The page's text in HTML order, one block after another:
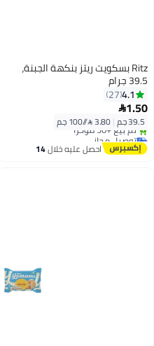
Ritz بسكويت ريتز بنكهة الجبنة،
39.5 جرام
4.1
27
1.50
39.5 جم |
توصيل مجاني
باقي 1 وحدات في المخزون
تم بيع +30 مؤخرًا
احصل عليه خلال14